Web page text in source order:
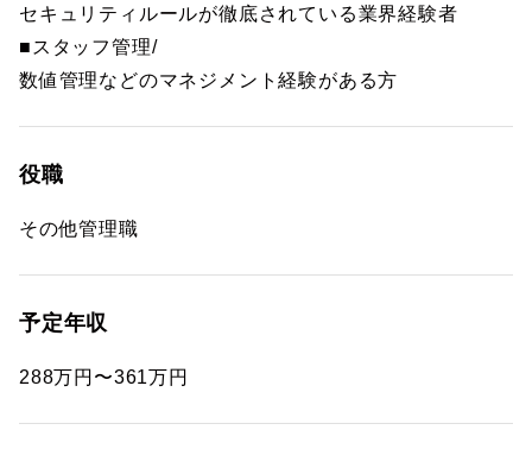
セキュリティルールが徹底されている業界経験者
■スタッフ管理/
数値管理などのマネジメント経験がある方
役職
その他管理職
予定年収
288万円〜361万円